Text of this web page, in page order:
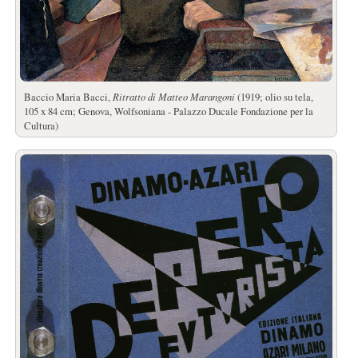
Baccio Maria Bacci, Ritratto di Matteo Marangoni(1919; olio su tela,
105 x 84 cm; Genova, Wolfsoniana - Palazzo Ducale Fondazione per la
Cultura)